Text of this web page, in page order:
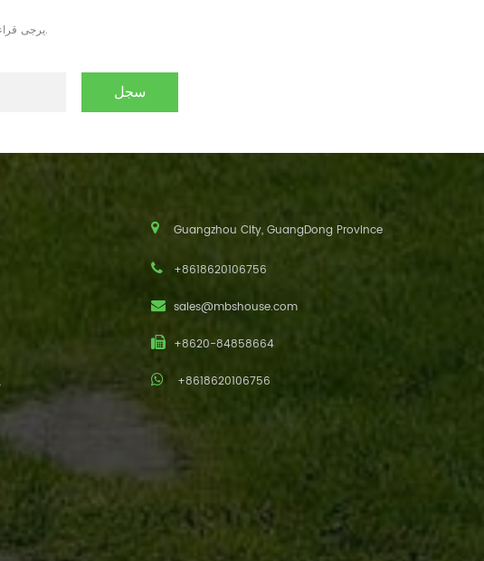
يرجى قراءة، والبقاء نشر، والاشتراك، ونحن نرحب بكم ليقول لنا ما هو رأيك.
Guangzhou City, GuangDong Province
+8618620106756
sales@mbshouse.com
+8620-84858664
+8618620106756